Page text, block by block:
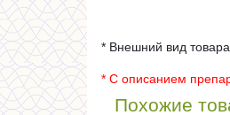
* Внешний вид
* С описанием
Похожие